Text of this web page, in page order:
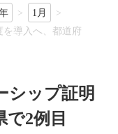
1月
導入へ、都道府
シップ証明
2例目